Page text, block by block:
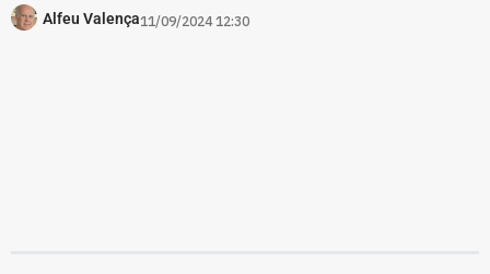
Alfeu Valença11/09/2024 12:30